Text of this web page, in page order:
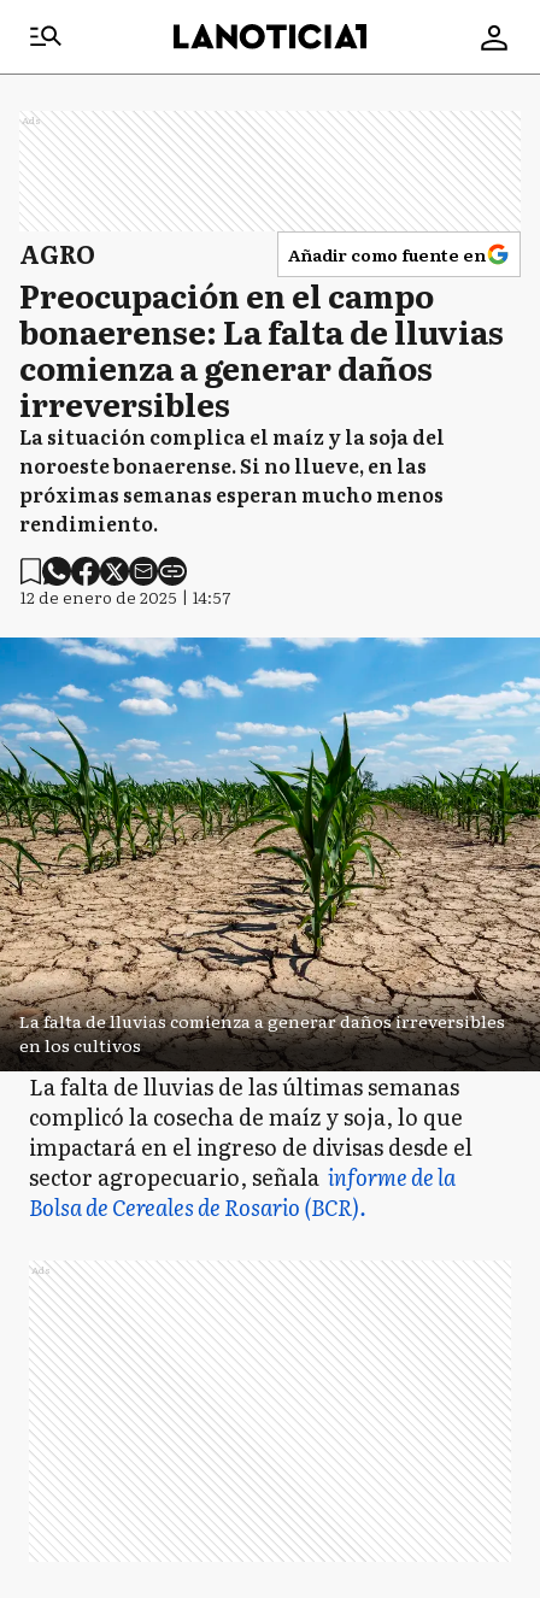
Ads
AGRO Añadir como fuente en
Preocupación en el campo
bonaerense: La falta de lluvias
comienza a generar daños
irreversibles
La situación complica el maíz y la soja del
noroeste bonaerense. Si no llueve, en las
próximas semanas esperan mucho menos
rendimiento.
12 de enero de 2025 | 14:57
La falta de lluvias comienza a generar daños irreversibles
en los cultivos
La falta de lluvias de las últimas semanas
complicó la cosecha de maíz y soja, lo que
impactará en el ingreso de divisas desde el
sector agropecuario, señala informe de la
Bolsa de Cereales de Rosario (BCR).
Ads